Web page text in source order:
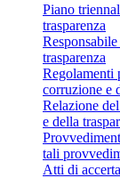
Piano
trasparenza
trasparenza
Regolamenti
corruzione e
Relazione
e della
tali
Atti di